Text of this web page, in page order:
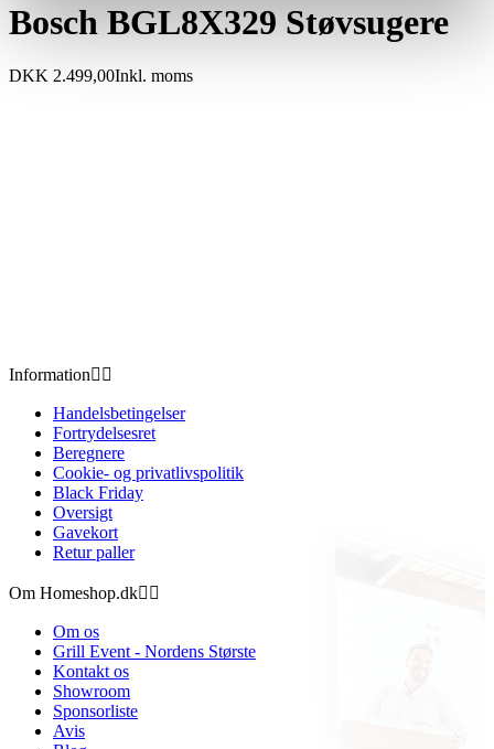
Bosch BGL8X329 Støvsugere
DKK 2.499,00Inkl. moms
Information 
Handelsbetingelser
Fortrydelsesret
Beregnere
Cookie- og privatlivspolitik
Black Friday
Oversigt
Gavekort
Retur paller
Om Homeshop.dk 
Om os
Grill Event - Nordens Største
Kontakt os
Showroom
Sponsorliste
Avis